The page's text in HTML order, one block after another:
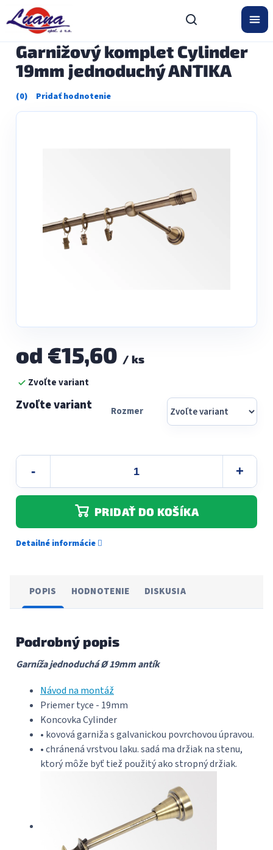
obsah
Garnižový komplet Cylinder
19mm jednoduchý ANTIKA
Priemerné
hodnotenie
od €15,60 / ks
Jednotková
cena:Zvoľte variant
Rozmer
PRIDAŤ DO KOŠÍKA
Detailné informácie
POPIS HODNOTENIE DISKUSIA
Podrobný popis
Garníža jednoduchá Ø 19mm antík
Návod na montáž
Priemer tyce - 19mm
Koncovka Cylinder
• kovová garniža s galvanickou povrchovou úpravou.
• chránená vrstvou laku. sadá ma držiak na stenu,
ktorý môže byť tiež použitý ako stropný držiak.